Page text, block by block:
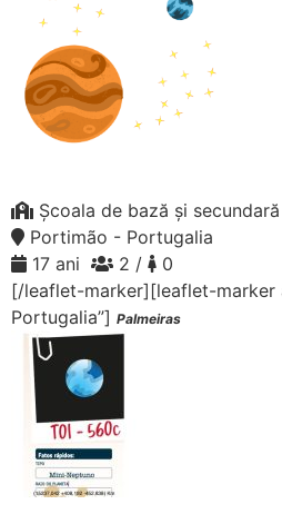
Școala de bază și
Portimão - Portugalia
17 ani
2 /
0
[/leaflet-marker][leaflet-marker
Portugalia”] Palmeiras